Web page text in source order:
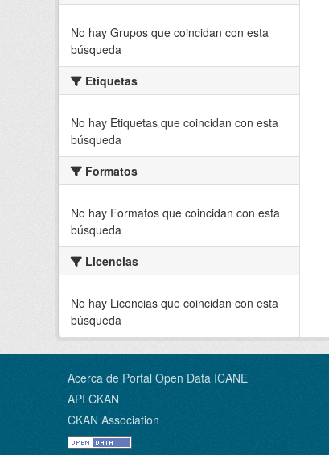
No hay Grupos que coincidan con esta
búsqueda
Etiquetas
No hay Etiquetas que coincidan con esta
búsqueda
Formatos
No hay Formatos que coincidan con esta
búsqueda
Licencias
No hay Licencias que coincidan con esta
búsqueda
Acerca de Portal Open Data ICANE
API CKAN
CKAN Association